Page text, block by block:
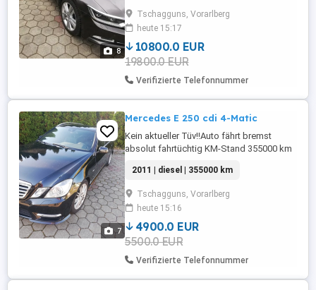
8
Tschagguns, Vorarlberg
heute 15:17
10800.0 EUR
19800.0 EUR
Verifizierte Telefonnummer
7
Mercedes E 250 cdi 4-Matic
Kein aktueller Tüv!!Auto fährt bremst
absolut fahrtüchtig KM-Stand 355000 km
Hydrostössel klappert!MB-Wartung bis
250000km!Frontscheibe hat auch einen
Riss!!
2011 | diesel | 355000 km
Tschagguns, Vorarlberg
heute 15:16
4900.0 EUR
5500.0 EUR
Verifizierte Telefonnummer